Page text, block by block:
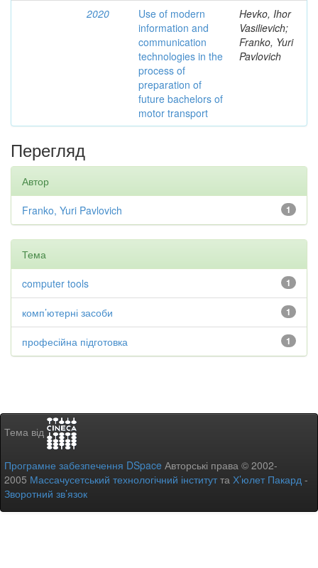
2020
Use of modern
information and
communication
technologies in the
process of
preparation of
future bachelors of
motor transport
Hevko, Ihor
Vasilievich;
Franko, Yuri
Pavlovich
Перегляд
Автор
1
Franko, Yuri Pavlovich
Тема
1
computer tools
1
комп’ютерні засоби
1
професійна підготовка
Тема від
Програмне забезпечення DSpace Авторські права © 2002-
2005 Массачусетський технологічний інститутта Х’юлет Пакард -
Зворотний зв’язок